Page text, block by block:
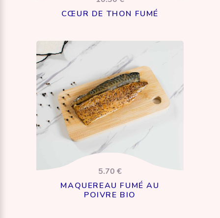
CŒUR DE THON FUMÉ
5.70 €
MAQUEREAU FUMÉ AU
POIVRE BIO